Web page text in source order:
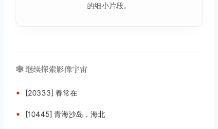
的细小片段。
🕸️ 继续探索影像宇宙
• [20333] 春常在
• [10445] 青海沙岛，海北